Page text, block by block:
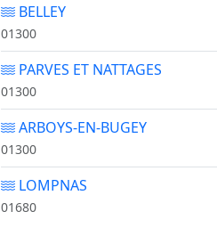
BELLEY
01300
PARVES ET NATTAGES
01300
ARBOYS-EN-BUGEY
01300
LOMPNAS
01680